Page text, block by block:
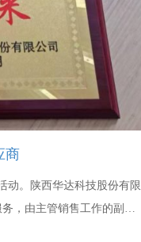
商
动。陕西华达科技股份有限
，由主管销售工作的副总
秀供应商”荣誉称号，充